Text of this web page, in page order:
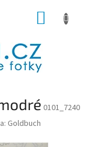
0101_7240
Goldbuch